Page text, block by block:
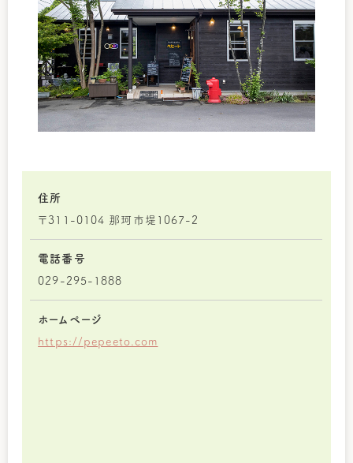
住所
〒311-0104 那珂市堤1067-2
電話番号
029-295-1888
ホームページ
https://pepeeto.com